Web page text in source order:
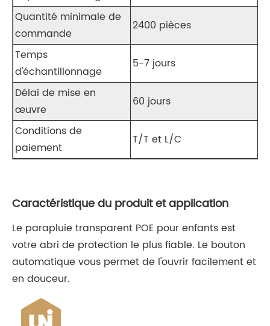
Quantité minimale de
commande
2400 pièces
Temps
d'échantillonnage
5-7 jours
Délai de mise en
œuvre
60 jours
Conditions de
paiement
T/T et L/C
Caractéristique du produit et application
Le parapluie transparent POE pour enfants est
votre abri de protection le plus fiable. Le bouton
automatique vous permet de l'ouvrir facilement et
en douceur.